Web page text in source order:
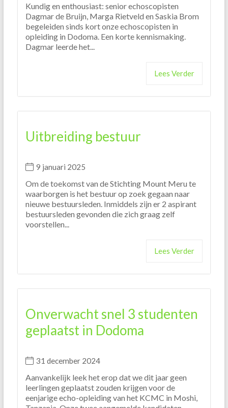
Kundig en enthousiast: senior echoscopisten
Dagmar de Bruijn, Marga Rietveld en Saskia Brom
begeleiden sinds kort onze echoscopisten in
opleiding in Dodoma. Een korte kennismaking.
Dagmar leerde het...
Lees Verder
Uitbreiding bestuur
9 januari 2025
Om de toekomst van de Stichting Mount Meru te
waarborgen is het bestuur op zoek gegaan naar
nieuwe bestuursleden. Inmiddels zijn er 2 aspirant
bestuursleden gevonden die zich graag zelf
voorstellen...
Lees Verder
Onverwacht snel 3 studenten
geplaatst in Dodoma
31 december 2024
Aanvankelijk leek het erop dat we dit jaar geen
leerlingen geplaatst zouden krijgen voor de
eenjarige echo-opleiding van het KCMC in Moshi,